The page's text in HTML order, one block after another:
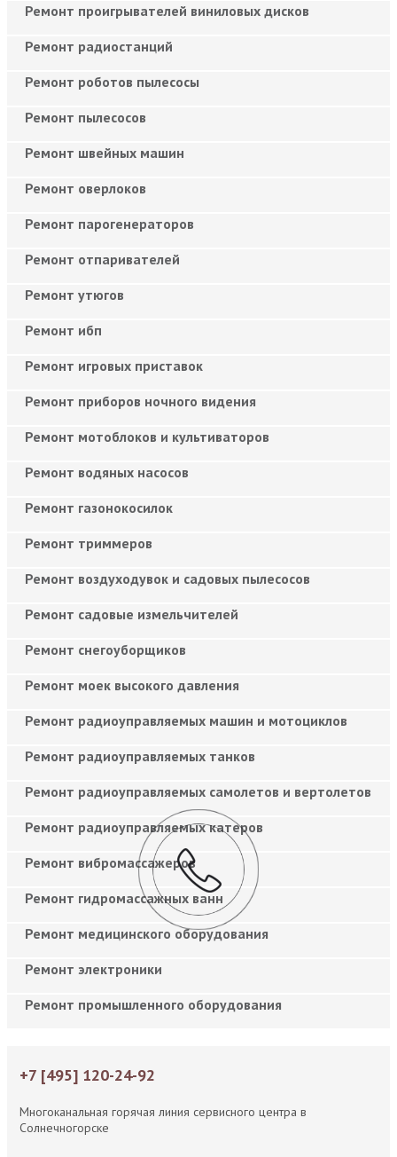
Ремонт проигрывателей виниловых дисков
Ремонт радиостанций
Ремонт роботов пылесосы
Ремонт пылесосов
Ремонт швейных машин
Ремонт оверлоков
Ремонт парогенераторов
Ремонт отпаривателей
Ремонт утюгов
Ремонт ибп
Ремонт игровых приставок
Ремонт приборов ночного видения
Ремонт мотоблоков и культиваторов
Ремонт водяных насосов
Ремонт газонокосилок
Ремонт триммеров
Ремонт воздуходувок и садовых пылесосов
Ремонт садовые измельчителей
Ремонт снегоуборщиков
Ремонт моек высокого давления
Ремонт радиоуправляемых машин и мотоциклов
Ремонт радиоуправляемых танков
Ремонт радиоуправляемых самолетов и вертолетов
Ремонт радиоуправляемых катеров
Ремонт вибромассажеров
Ремонт гидромассажных ванн
Ремонт медицинского оборудования
Ремонт электроники
Ремонт промышленного оборудования
+7 [495] 120-24-92
Многоканальная горячая линия сервисного центра в
Солнечногорске